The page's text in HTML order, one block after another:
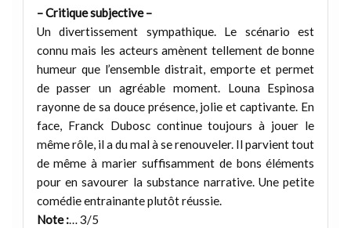
– Critique subjective –
Un divertissement sympathique. Le scénario est
connu mais les acteurs amènent tellement de bonne
humeur que l’ensemble distrait, emporte et permet
de passer un agréable moment. Louna Espinosa
rayonne de sa douce présence, jolie et captivante. En
face, Franck Dubosc continue toujours à jouer le
même rôle, il a du mal à se renouveler. Il parvient tout
de même à marier suffisamment de bons éléments
pour en savourer la substance narrative. Une petite
comédie entrainante plutôt réussie.
Note :… 3/5